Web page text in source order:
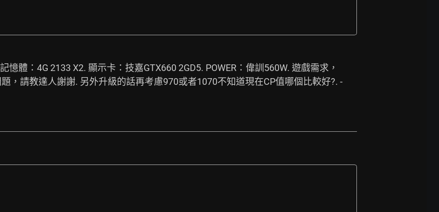
憶體：4G 2133 X2. 顯示卡：技嘉GTX660 2GD5. POWER：偉訓560W. 遊戲需求，
，請教達人謝謝. 另外升級的話再考慮970或者1070不知道現在CP值哪個比較好?. -